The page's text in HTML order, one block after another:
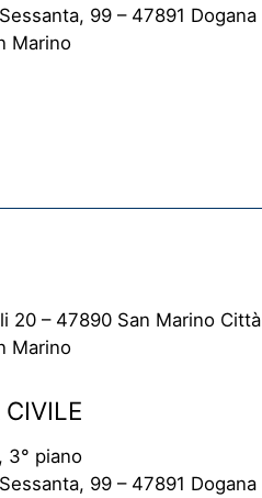
99 – 47891 Dogana
Marino
20 – 47890 San Marino Città
Marino
CIVILE
3° piano
99 – 47891 Dogana